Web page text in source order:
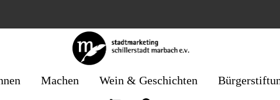
Machen Wein & Geschichten